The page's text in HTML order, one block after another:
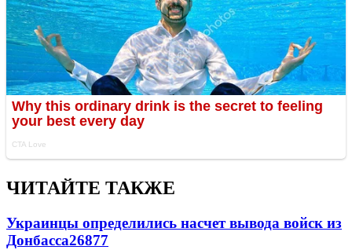
ЧИТАЙТЕ ТАКЖЕ
Украинцы определились насчет вывода войск из
Донбасса26877